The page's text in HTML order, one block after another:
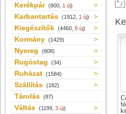
Kerékpár (800, 1 új)
Karbantartás (1912, 1 új)
Kiegészítők (4460, 8 új)
Kormány (1429)
Nyereg (808)
Rugóstag (34)
Ruházat (1584)
Szállítás (182)
Tárolás (87)
Váltás (1199, 3 új)